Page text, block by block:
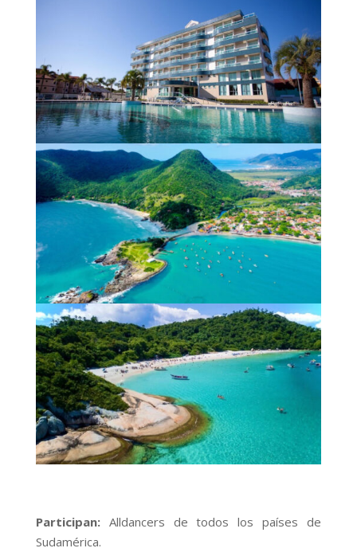
Participan:Alldancers de todos los países de
Sudamérica.